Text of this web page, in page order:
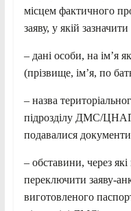
місцем фактичного
заяву, у якій
– дані особи, на ім’я
(прізвище, ім’я, по
– назва
підрозділу ДМС/
подавалися
– обставини, через
переключити заяву-
виготовленого